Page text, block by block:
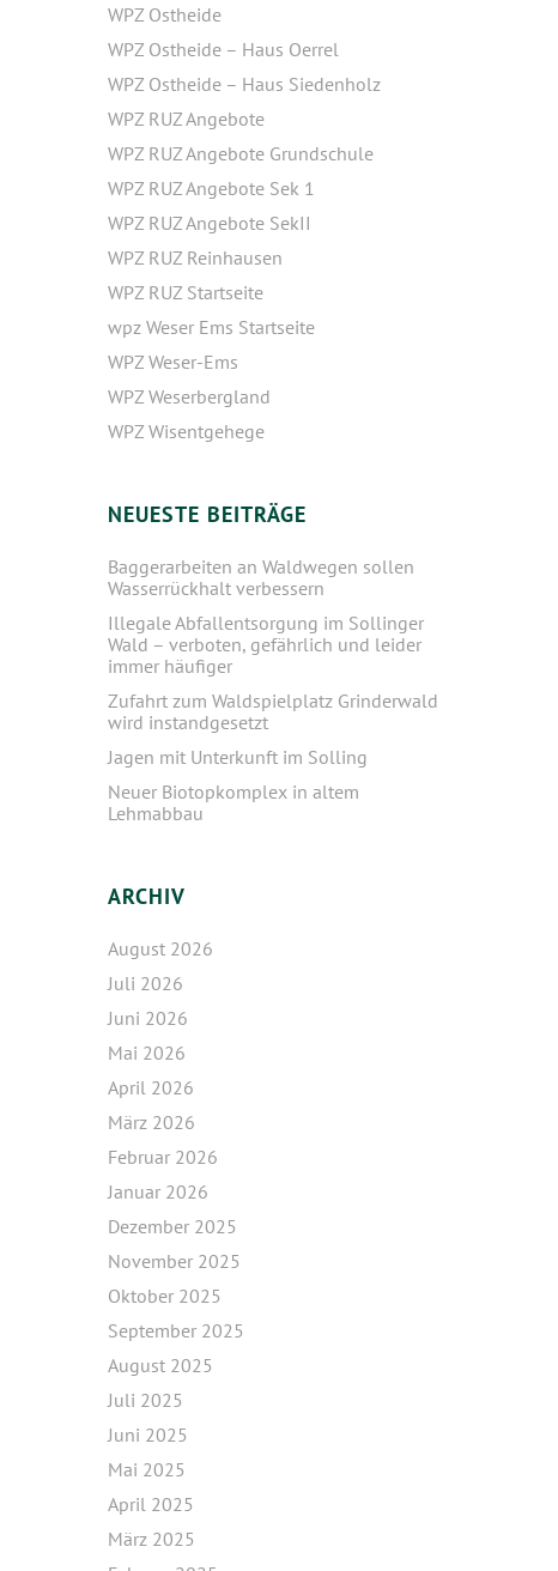
WPZ Ostheide
WPZ Ostheide – Haus Oerrel
WPZ Ostheide – Haus Siedenholz
WPZ RUZ Angebote
WPZ RUZ Angebote Grundschule
WPZ RUZ Angebote Sek 1
WPZ RUZ Angebote SekII
WPZ RUZ Reinhausen
WPZ RUZ Startseite
wpz Weser Ems Startseite
WPZ Weser-Ems
WPZ Weserbergland
WPZ Wisentgehege
NEUESTE BEITRÄGE
Baggerarbeiten an Waldwegen sollen
Wasserrückhalt verbessern
Illegale Abfallentsorgung im Sollinger
Wald – verboten, gefährlich und leider
immer häufiger
Zufahrt zum Waldspielplatz Grinderwald
wird instandgesetzt
Jagen mit Unterkunft im Solling
Neuer Biotopkomplex in altem
Lehmabbau
ARCHIV
August 2026
Juli 2026
Juni 2026
Mai 2026
April 2026
März 2026
Februar 2026
Januar 2026
Dezember 2025
November 2025
Oktober 2025
September 2025
August 2025
Juli 2025
Juni 2025
Mai 2025
April 2025
März 2025